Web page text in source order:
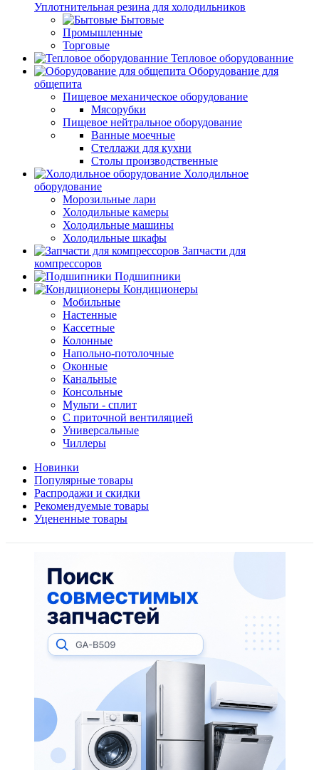
Уплотнительная резина для холодильников
Бытовые
Промышленные
Торговые
Тепловое оборудованние
Оборудование для
общепита
Пищевое механическое оборудование
Мясорубки
Пищевое нейтральное оборудование
Ванные моечные
Стеллажи для кухни
Столы производственные
Холодильное
оборудование
Морозильные лари
Холодильные камеры
Холодильные машины
Холодильные шкафы
Запчасти для
компрессоров
Подшипники
Кондиционеры
Мобильные
Настенные
Кассетные
Колонные
Напольно-потолочные
Оконные
Канальные
Консольные
Мульти - сплит
С приточной вентиляцией
Универсальные
Чиллеры
Новинки
Популярные товары
Распродажи и скидки
Рекомендуемые товары
Уцененные товары